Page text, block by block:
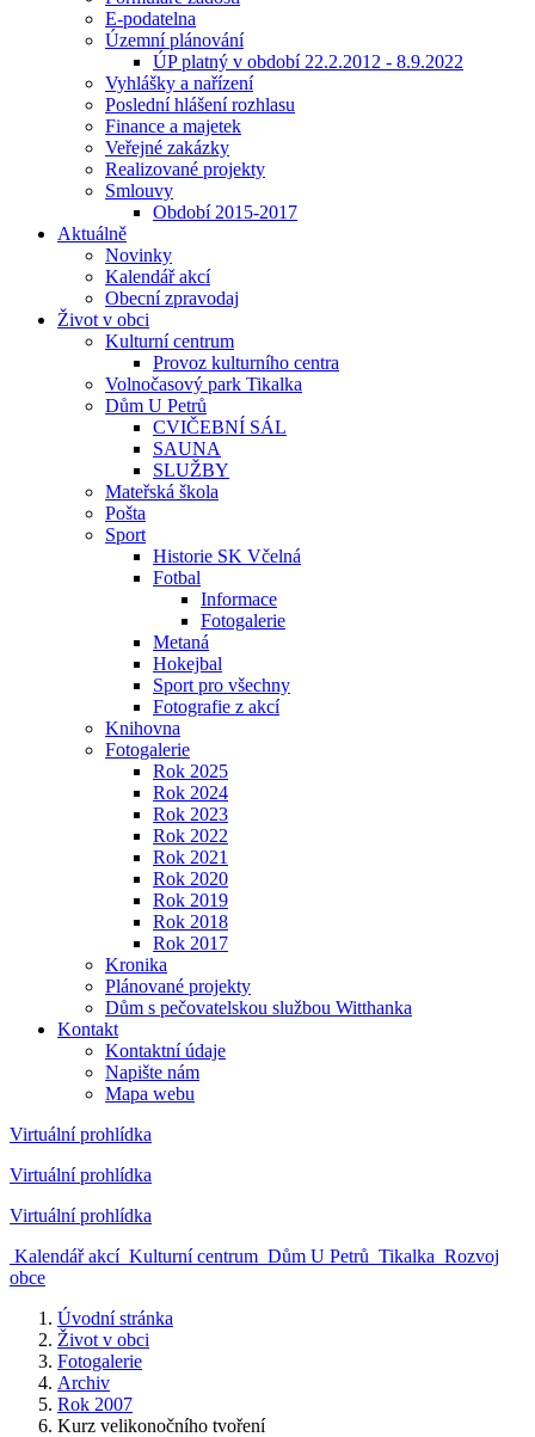
E-podatelna
Územní plánování
ÚP platný v období 22.2.2012 - 8.9.2022
Vyhlášky a nařízení
Poslední hlášení rozhlasu
Finance a majetek
Veřejné zakázky
Realizované projekty
Smlouvy
Období 2015-2017
Aktuálně
Novinky
Kalendář akcí
Obecní zpravodaj
Život v obci
Kulturní centrum
Provoz kulturního centra
Volnočasový park Tikalka
Dům U Petrů
CVIČEBNÍ SÁL
SAUNA
SLUŽBY
Mateřská škola
Pošta
Sport
Historie SK Včelná
Fotbal
Informace
Fotogalerie
Metaná
Hokejbal
Sport pro všechny
Fotografie z akcí
Knihovna
Fotogalerie
Rok 2025
Rok 2024
Rok 2023
Rok 2022
Rok 2021
Rok 2020
Rok 2019
Rok 2018
Rok 2017
Kronika
Plánované projekty
Dům s pečovatelskou službou Witthanka
Kontakt
Kontaktní údaje
Napište nám
Mapa webu
Virtuální prohlídka
Virtuální prohlídka
Virtuální prohlídka
Kalendář akcí Kulturní centrum Dům U Petrů Tikalka Rozvoj
obce
Úvodní stránka
Život v obci
Fotogalerie
Archiv
Rok 2007
Kurz velikonočního tvoření